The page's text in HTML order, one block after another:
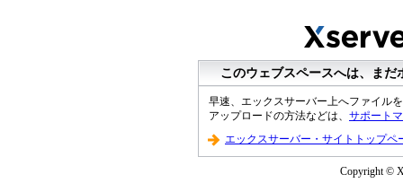
このウェブスペースへは、ま
早速、エックスサーバー上へファイル
アップロードの方法などは、 サポート
エックスサーバー・サイトトップペ
Copyright ©